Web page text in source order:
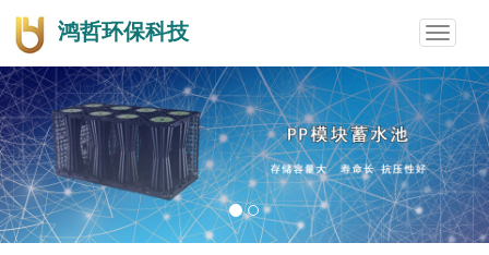
鸿哲环保科技
Toggle